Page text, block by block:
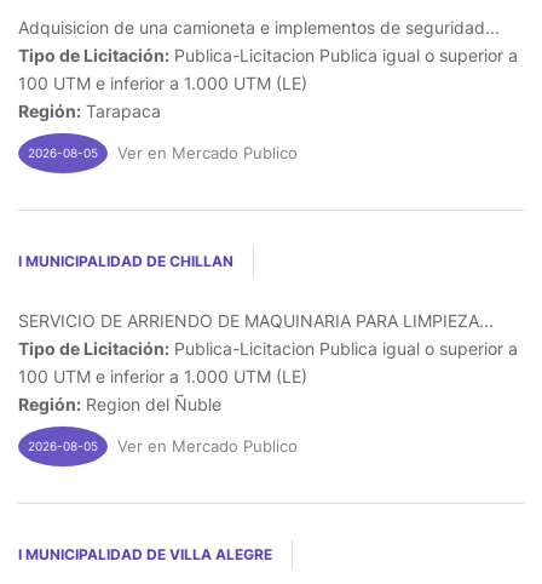
Adquisicion de una camioneta e implementos de seguridad...
Tipo de Licitación: Publica-Licitacion Publica igual o superior a
100 UTM e inferior a 1.000 UTM (LE)
Región: Tarapaca
2026-08-05 Ver en Mercado Publico
I MUNICIPALIDAD DE CHILLAN
SERVICIO DE ARRIENDO DE MAQUINARIA PARA LIMPIEZA...
Tipo de Licitación: Publica-Licitacion Publica igual o superior a
100 UTM e inferior a 1.000 UTM (LE)
Región: Region del Ñuble
2026-08-05 Ver en Mercado Publico
I MUNICIPALIDAD DE VILLA ALEGRE